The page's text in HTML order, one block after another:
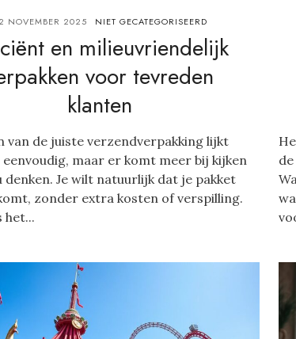
NOVEMBER 2025 NIET GECATEGORISEERD
en milieuvriendelijk
voor tevreden
klanten
van de juiste verzendverpakking lijkt
eenvoudig, maar er komt meer bij kijken
denken. Je wilt natuurlijk dat je pakket
zonder extra kosten of verspilling.
het...